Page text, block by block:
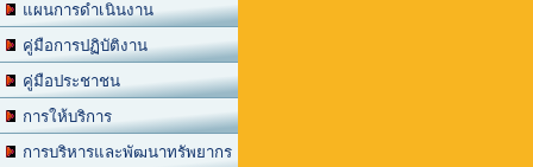
แผนการดำเนินงาน
คู่มือการปฏิบัติงาน
คู่มือประชาชน
การให้บริการ
การบริหารและพัฒนาทรัพยากร